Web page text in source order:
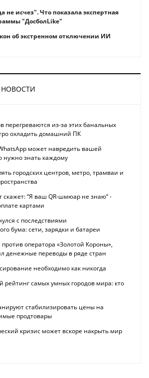
не исчез". Что показала экспертная
"ДосболLike"
об экстренном отключении ИИ
перегреваются из-за этих банальных
охладить домашний ПК
может навредить вашей
нужно знать каждому
городских центров, метро, трамваи и
скажет: “Я ваш QR-шмюар не знаю“ -
картами
с последствиями
бума: сети, зарядки и батареи
оператора «Золотой Короны»,
денежные переводы в ряде стран
необходимо как никогда
рейтинг самых умных городов мира: кто
стабилизировать цены на
продтовары
кризис может вскоре накрыть мир